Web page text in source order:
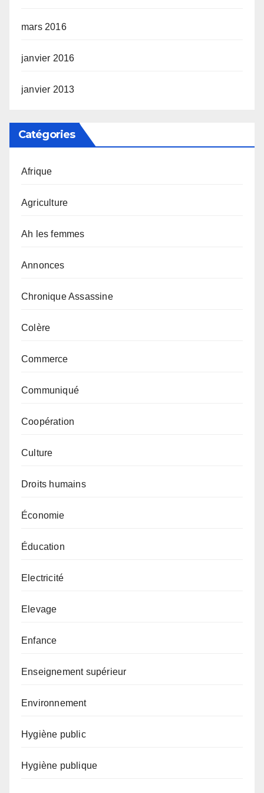
mars 2016
janvier 2016
janvier 2013
Catégories
Afrique
Agriculture
Ah les femmes
Annonces
Chronique Assassine
Colère
Commerce
Communiqué
Coopération
Culture
Droits humains
Économie
Éducation
Electricité
Elevage
Enfance
Enseignement supérieur
Environnement
Hygiène public
Hygiène publique